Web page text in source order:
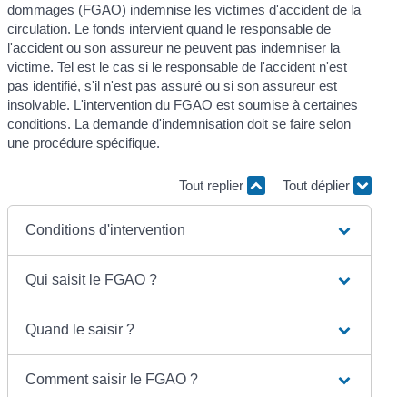
dommages (FGAO) indemnise les victimes d'accident de la
circulation. Le fonds intervient quand le responsable de
l'accident ou son assureur ne peuvent pas indemniser la
victime. Tel est le cas si le responsable de l'accident n'est
pas identifié, s'il n'est pas assuré ou si son assureur est
insolvable. L'intervention du FGAO est soumise à certaines
conditions. La demande d'indemnisation doit se faire selon
une procédure spécifique.
Tout replier Tout déplier
Conditions d'intervention
Qui saisit le FGAO ?
Quand le saisir ?
Comment saisir le FGAO ?